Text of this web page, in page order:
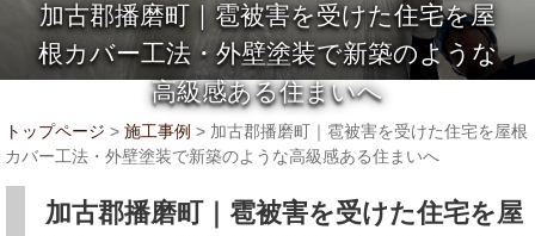
加古郡播磨町｜雹被害を受けた住宅を屋
根カバー工法・外壁塗装で新築のような
高級感ある住まいへ
トップページ > 施工事例 > 加古郡播磨町｜雹被害を受けた住宅を屋根
カバー工法・外壁塗装で新築のような高級感ある住まいへ
加古郡播磨町｜雹被害を受けた住宅を屋